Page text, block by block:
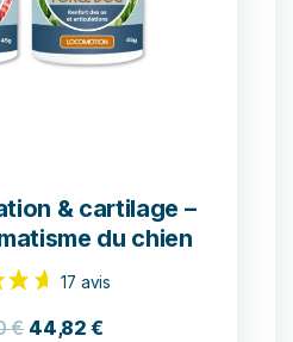
& cartilage –
du chien
€ 44,82 €